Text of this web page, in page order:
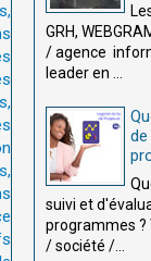
GRH,
/ agence
leader en ...
suivi et
programmes ?
/ société /...